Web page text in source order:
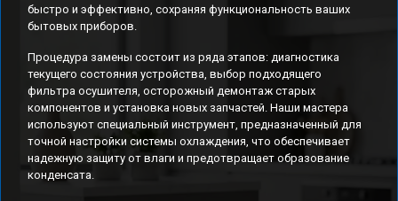
быстро и эффективно, сохраняя функциональность ваших
бытовых приборов.
Процедура замены состоит из ряда этапов: диагностика
текущего состояния устройства, выбор подходящего
фильтра осушителя, осторожный демонтаж старых
компонентов и установка новых запчастей. Наши мастера
используют специальный инструмент, предназначенный для
точной настройки системы охлаждения, что обеспечивает
надежную защиту от влаги и предотвращает образование
конденсата.